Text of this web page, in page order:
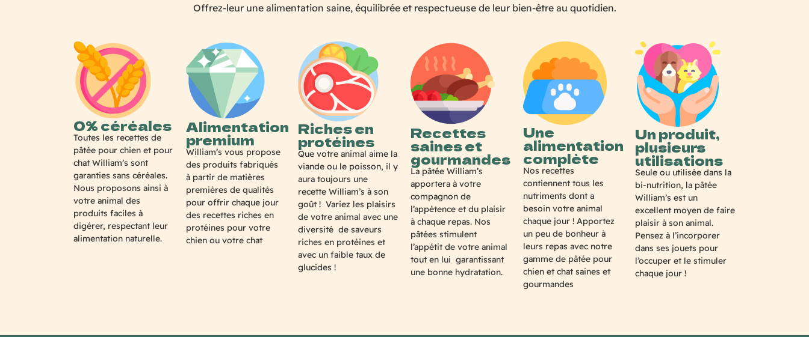
Offrez-leur une alimentation saine, équilibrée et respectueuse de leur bien-être au quotidien.
0% céréales
Toutes les recettes de
pâtée pour chien et pour
chat William’s sont
garanties sans céréales.
Nous proposons ainsi à
votre animal des
produits faciles à
digérer, respectant leur
alimentation naturelle.
Alimentation
premium
William’s vous propose
des produits fabriqués
à partir de matières
premières de qualités
pour offrir chaque jour
des recettes riches en
protéines pour votre
chien ou votre chat
Riches en
protéines
Que votre animal aime la
viande ou le poisson, il y
aura toujours une
recette William’s à son
goût ! Variez les plaisirs
de votre animal avec une
diversité de saveurs
riches en protéines et
avec un faible taux de
glucides !
Recettes
saines et
gourmandes
La pâtée William’s
apportera à votre
compagnon de
l’appétence et du plaisir
à chaque repas. Nos
pâtées stimulent
l’appétit de votre animal
tout en lui garantissant
une bonne hydratation.
Une
alimentation
complète
Nos recettes
contiennent tous les
nutriments dont a
besoin votre animal
chaque jour ! Apportez
un peu de bonheur à
leurs repas avec notre
gamme de pâtée pour
chien et chat saines et
gourmandes
Un produit,
plusieurs
utilisations
Seule ou utilisée dans la
bi-nutrition, la pâtée
William’s est un
excellent moyen de faire
plaisir à son animal.
Pensez à l’incorporer
dans ses jouets pour
l’occuper et le stimuler
chaque jour !